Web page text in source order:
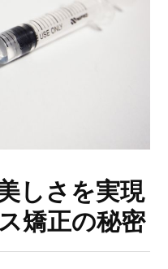
しさを実現
矯正の秘密